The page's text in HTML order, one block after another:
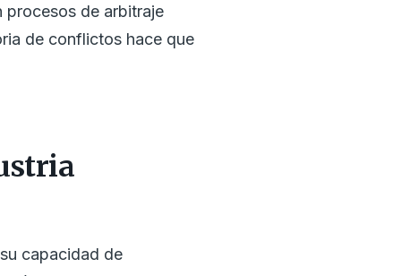
procesos de arbitraje
de conflictos hace que
capacidad de